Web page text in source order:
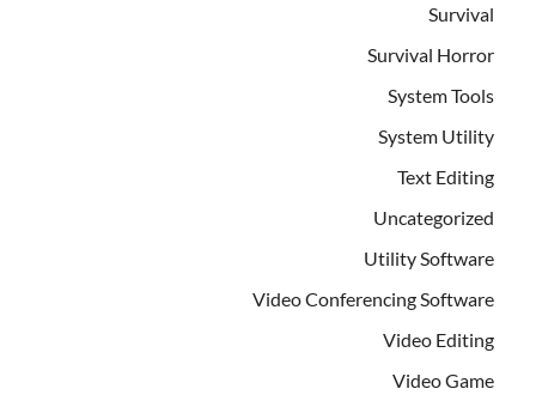
Survival
Survival Horror
System Tools
System Utility
Text Editing
Uncategorized
Utility Software
Video Conferencing Software
Video Editing
Video Game